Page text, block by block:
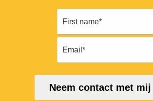
Neem contact met mij